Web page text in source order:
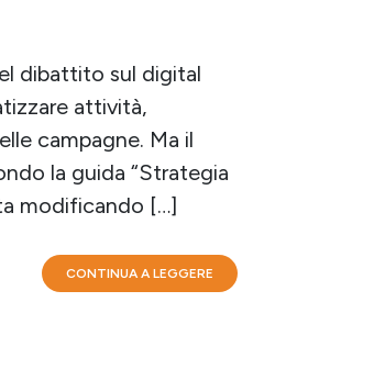
dibattito sul digital
attività,
campagne. Ma il
la guida “Strategia
modificando […]
CONTINUA A LEGGERE